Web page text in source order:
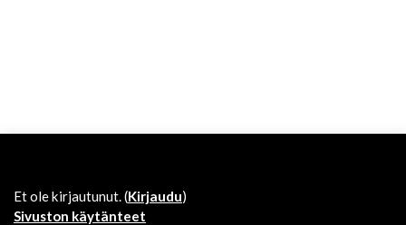
Et ole kirjautunut. (Kirjaudu)
Sivuston käytänteet